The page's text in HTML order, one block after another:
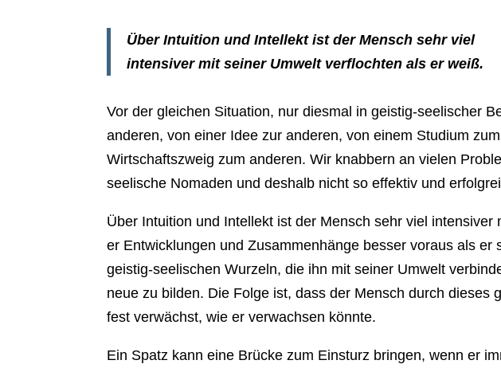
Über Intuition und Intellekt ist der Mensch sehr viel
intensiver mit seiner Umwelt verflochten als er weiß.
Vor der gleichen Situation, nur diesmal in geistig-seelischer
anderen, von einer Idee zur anderen, von einem Studium
Wirtschaftszweig zum anderen. Wir knabbern an vielen
seelische Nomaden und deshalb nicht so effektiv und
Über Intuition und Intellekt ist der Mensch sehr viel
er Entwicklungen und Zusammenhänge besser voraus als er
geistig-seelischen Wurzeln, die ihn mit seiner Umwelt
neue zu bilden. Die Folge ist, dass der Mensch durch
fest verwächst, wie er verwachsen könnte.
Ein Spatz kann eine Brücke zum Einsturz bringen, wenn er